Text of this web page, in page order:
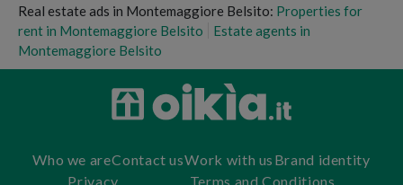
Real estate ads in Montemaggiore Belsito: Properties for
rent in Montemaggiore Belsito
Estate agents in
Montemaggiore Belsito
Who we areContact usWork with us Brand identity
Privacy
Terms and Conditions